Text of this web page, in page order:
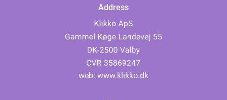
Address
web: www.klikko.dk